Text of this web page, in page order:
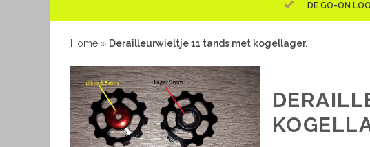
DE GO-ON
Home » Derailleurwieltje 11 tands met kogellager.